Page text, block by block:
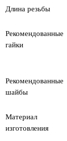
Длина резьбы
Рекомендованные
гайки
Рекомендованные
шайбы
Материал
изготовления